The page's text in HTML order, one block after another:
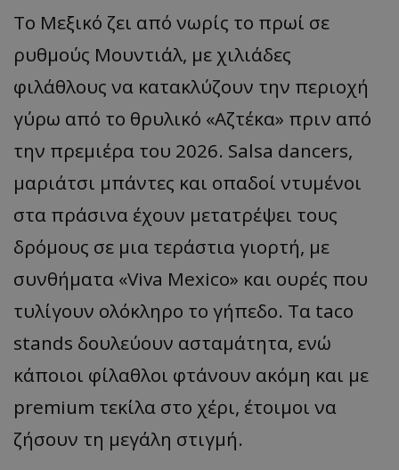
Το Μεξικό ζει από νωρίς το πρωί σε
ρυθμούς Μουντιάλ, με χιλιάδες
φιλάθλους να κατακλύζουν την περιοχή
γύρω από το θρυλικό «Αζτέκα» πριν από
την πρεμιέρα του 2026. Salsa dancers,
μαριάτσι μπάντες και οπαδοί ντυμένοι
στα πράσινα έχουν μετατρέψει τους
δρόμους σε μια τεράστια γιορτή, με
συνθήματα «Viva Mexico» και ουρές που
τυλίγουν ολόκληρο το γήπεδο. Τα taco
stands δουλεύουν ασταμάτητα, ενώ
κάποιοι φίλαθλοι φτάνουν ακόμη και με
premium τεκίλα στο χέρι, έτοιμοι να
ζήσουν τη μεγάλη στιγμή.